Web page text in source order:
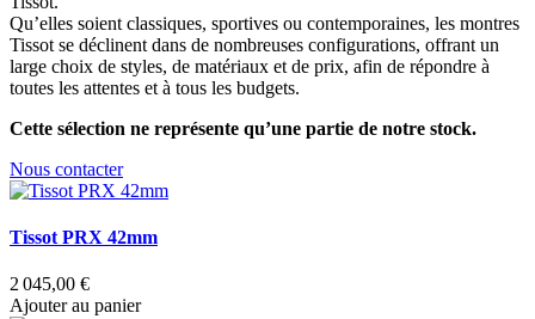
Qu’elles soient classiques, sportives ou contemporaines, les montres
Tissot se déclinent dans de nombreuses configurations, offrant un
large choix de styles, de matériaux et de prix, afin de répondre à
toutes les attentes et à tous les budgets.
Cette sélection ne représente qu’une partie de notre stock.
Nous contacter
Tissot PRX 42mm
2 045,00 €
Ajouter au panier